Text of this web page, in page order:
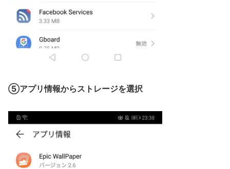
⑤アプリ情報からストレージを選択